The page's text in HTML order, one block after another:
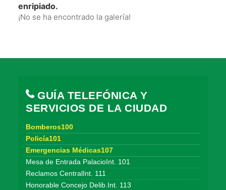
enripiado.
¡No se ha encontrado la galería!
GUÍA TELEFÓNICA Y
SERVICIOS DE LA CIUDAD
Bomberos100
Policía101
Emergencias Médicas107
Mesa de Entrada PalacioInt. 101
Reclamos CentralInt. 111
Honorable Concejo Delib.Int. 113